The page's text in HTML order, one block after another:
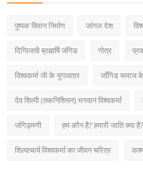
पुष्पक विमान निर्माण जांगल देश
दिग्विजयी ब्रह्मर्षि जंगिड गोत्र
विश्वकर्मा जी के युगावतार जाँगिड समाज
देव शिल्पी (तकनिशियन) भगवान विश्वकर्मा
जंगिड्मणी हम कौन है? हमारी जाति क्या है?
शिल्पाचार्य विश्वकर्मा का जीवन चरित्र